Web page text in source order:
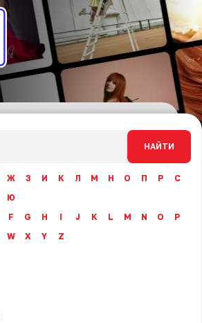
НАЙТИ
Ж З И К Л М Н О П Р
С
Ю
F G H I J K L M N O
P
W X Y Z